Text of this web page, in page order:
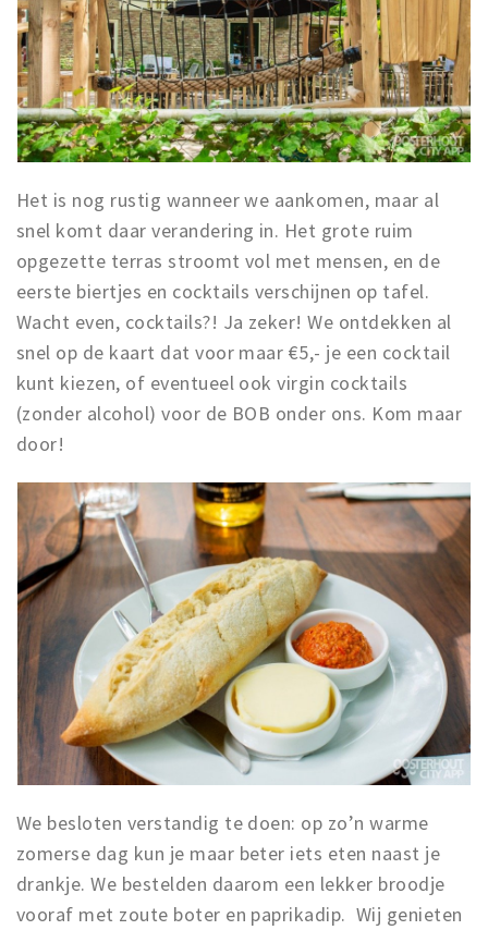
Het is nog rustig wanneer we aankomen, maar al
snel komt daar verandering in. Het grote ruim
opgezette terras stroomt vol met mensen, en de
eerste biertjes en cocktails verschijnen op tafel.
Wacht even, cocktails?! Ja zeker! We ontdekken al
snel op de kaart dat voor maar €5,- je een cocktail
kunt kiezen, of eventueel ook virgin cocktails
(zonder alcohol) voor de BOB onder ons. Kom maar
door!
We besloten verstandig te doen: op zo’n warme
zomerse dag kun je maar beter iets eten naast je
drankje. We bestelden daarom een lekker broodje
vooraf met zoute boter en paprikadip. Wij genieten